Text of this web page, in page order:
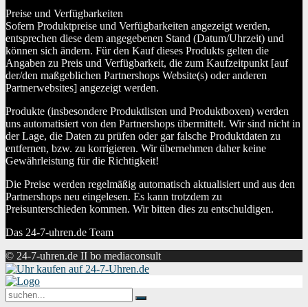
Preise und Verfügbarkeiten
Sofern Produktpreise und Verfügbarkeiten angezeigt werden,
entsprechen diese dem angegebenen Stand (Datum/Uhrzeit) und
können sich ändern. Für den Kauf dieses Produkts gelten die
Angaben zu Preis und Verfügbarkeit, die zum Kaufzeitpunkt [auf
der/den maßgeblichen Partnershops Website(s) oder anderen
Partnerwebsites] angezeigt werden.
Produkte (insbesondere Produktlisten und Produktboxen) werden
uns automatisiert von den Partnershops übermittelt. Wir sind nicht in
der Lage, die Daten zu prüfen oder gar falsche Produktdaten zu
entfernen, bzw. zu korrigieren. Wir übernehmen daher keine
Gewährleistung für die Richtigkeit!
Die Preise werden regelmäßig automatisch aktualisiert und aus den
Partnershops neu eingelesen. Es kann trotzdem zu
Preisunterschieden kommen. Wir bitten dies zu entschuldigen.
Das 24-7-uhren.de Team
© 24-7-uhren.de II bo mediaconsult